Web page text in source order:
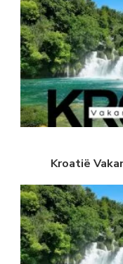
Kroatië